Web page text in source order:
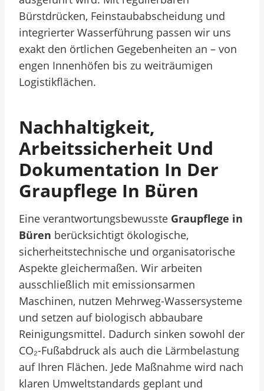
Bürstdrücken, Feinstaubabscheidung und
integrierter Wasserführung passen wir uns
exakt den örtlichen Gegebenheiten an – von
engen Innenhöfen bis zu weiträumigen
Logistikflächen.
Nachhaltigkeit,
Arbeitssicherheit Und
Dokumentation In Der
Graupflege In Büren
Eine verantwortungsbewusste Graupflege in
Büren berücksichtigt ökologische,
sicherheitstechnische und organisatorische
Aspekte gleichermaßen. Wir arbeiten
ausschließlich mit emissionsarmen
Maschinen, nutzen Mehrweg-Wassersysteme
und setzen auf biologisch abbaubare
Reinigungsmittel. Dadurch sinken sowohl der
CO₂-Fußabdruck als auch die Lärmbelastung
auf Ihren Flächen. Jede Maßnahme wird nach
klaren Umweltstandards geplant und